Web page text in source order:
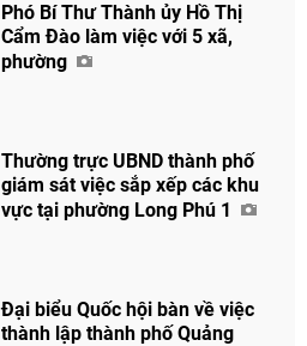
Phó Bí Thư Thành ủy Hồ Thị
Cẩm Đào làm việc với 5 xã,
phường
Thường trực UBND thành phố
giám sát việc sắp xếp các khu
vực tại phường Long Phú 1
Đại biểu Quốc hội bàn về việc
thành lập thành phố Quảng